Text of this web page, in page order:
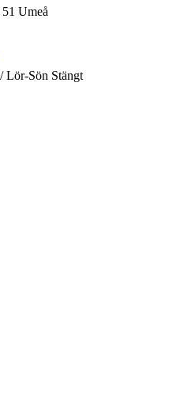
Umeå
Lör-Sön Stängt